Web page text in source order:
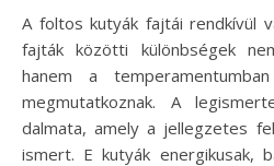
A foltos kutyák fajtái rendkívül
fajták közötti különbségek
hanem a
megmutatkoznak. A
dalmata, amely a jellegzetes
ismert. E kutyák energikusak,